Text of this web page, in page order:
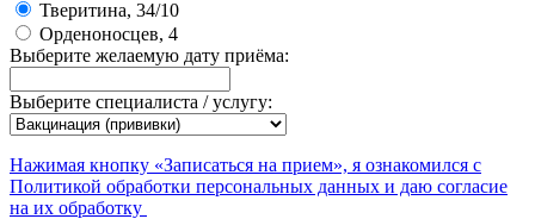
Тверитина, 34/10
Орденоносцев, 4
Выберите желаемую дату приёма:
Выберите специалиста / услугу:
Нажимая кнопку «Записаться на прием», я ознакомился с
Политикой обработки персональных данных и даю согласие
на их обработку